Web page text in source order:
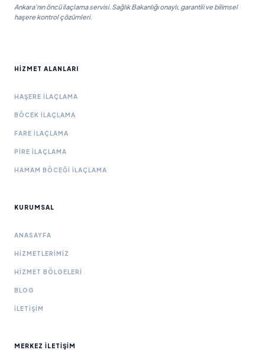
Ankara'nın öncü ilaçlama servisi. Sağlık Bakanlığı onaylı, garantili ve bilimsel
haşere kontrol çözümleri.
HIZMET ALANLARI
HAŞERE İLAÇLAMA
BÖCEK İLAÇLAMA
FARE İLAÇLAMA
PIRE İLAÇLAMA
HAMAM BÖCEĞI İLAÇLAMA
KURUMSAL
ANASAYFA
HIZMETLERIMIZ
HIZMET BÖLGELERI
BLOG
İLETIŞIM
MERKEZ İLETIŞIM